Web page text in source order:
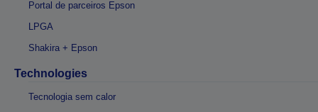
Portal de parceiros Epson
LPGA
Shakira + Epson
Technologies
Tecnologia sem calor